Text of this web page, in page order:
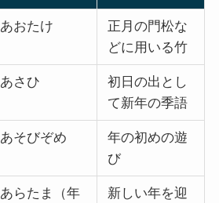
あおたけ
正月の門松な
どに用いる竹
あさひ
初日の出とし
て新年の季語
あそびぞめ
年の初めの遊
び
あらたま（年
新しい年を迎